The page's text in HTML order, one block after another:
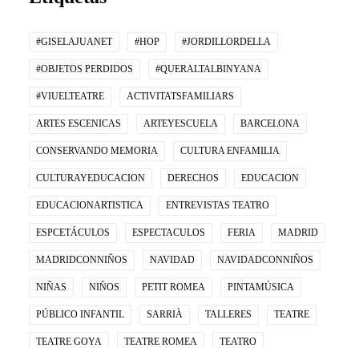
#GISELAJUANET #HOP #JORDILLORDELLA
#OBJETOS PERDIDOS #QUERALTALBINYANA
#VIUELTEATRE ACTIVITATSFAMILIARS
ARTES ESCENICAS ARTEYESCUELA BARCELONA
CONSERVANDO MEMORIA CULTURA ENFAMILIA
CULTURAYEDUCACION DERECHOS EDUCACION
EDUCACIONARTISTICA ENTREVISTAS TEATRO
ESPCETÁCULOS ESPECTACULOS FERIA MADRID
MADRIDCONNIÑOS NAVIDAD NAVIDADCONNIÑOS
NIÑAS NIÑOS PETIT ROMEA PINTAMÚSICA
PÚBLICO INFANTIL SARRIÀ TALLERES TEATRE
TEATRE GOYA TEATRE ROMEA TEATRO